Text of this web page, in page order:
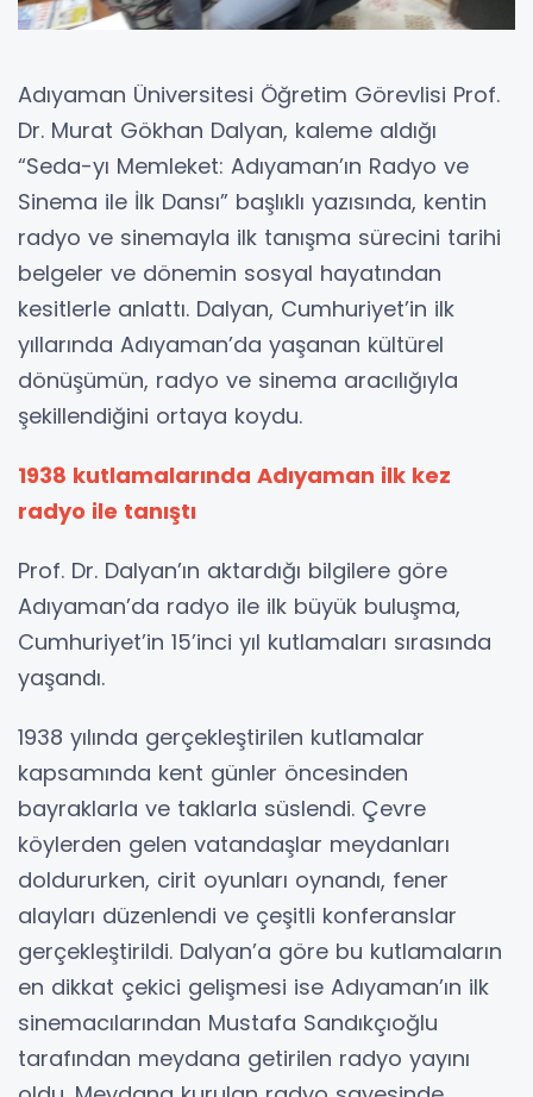
Adıyaman Üniversitesi Öğretim Görevlisi Prof.
Dr. Murat Gökhan Dalyan, kaleme aldığı
“Seda-yı Memleket: Adıyaman’ın Radyo ve
Sinema ile İlk Dansı” başlıklı yazısında, kentin
radyo ve sinemayla ilk tanışma sürecini tarihi
belgeler ve dönemin sosyal hayatından
kesitlerle anlattı. Dalyan, Cumhuriyet’in ilk
yıllarında Adıyaman’da yaşanan kültürel
dönüşümün, radyo ve sinema aracılığıyla
şekillendiğini ortaya koydu.
1938 kutlamalarında Adıyaman ilk kez
radyo ile tanıştı
Prof. Dr. Dalyan’ın aktardığı bilgilere göre
Adıyaman’da radyo ile ilk büyük buluşma,
Cumhuriyet’in 15’inci yıl kutlamaları sırasında
yaşandı.
1938 yılında gerçekleştirilen kutlamalar
kapsamında kent günler öncesinden
bayraklarla ve taklarla süslendi. Çevre
köylerden gelen vatandaşlar meydanları
doldururken, cirit oyunları oynandı, fener
alayları düzenlendi ve çeşitli konferanslar
gerçekleştirildi. Dalyan’a göre bu kutlamaların
en dikkat çekici gelişmesi ise Adıyaman’ın ilk
sinemacılarından Mustafa Sandıkçıoğlu
tarafından meydana getirilen radyo yayını